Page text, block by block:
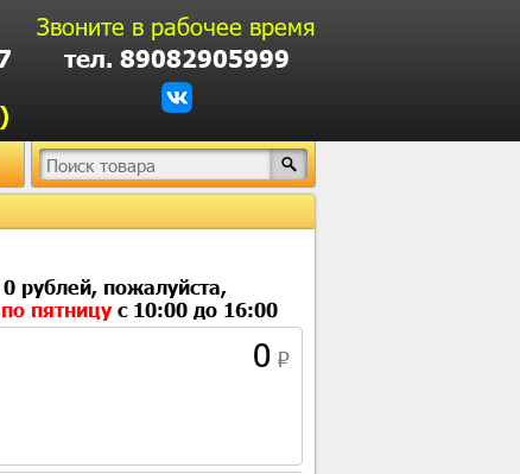
Звоните в рабочее время
тел. 89082905999
рублей, пожалуйста,
пятницу с 10:00 до 16:00
0